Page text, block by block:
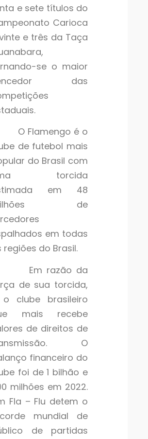
e sete títulos do
Carioca
e três da Taça
se o maior
das
Flamengo é o
de futebol mais
do Brasil com
torcida
em 48
de
em todas
regiões do Brasil.
razão da
de sua torcida,
clube brasileiro
mais recebe
de direitos de
O
financeiro do
foi de 1 bilhão e
milhões em 2022.
Fla – Flu detem o
mundial de
de partidas